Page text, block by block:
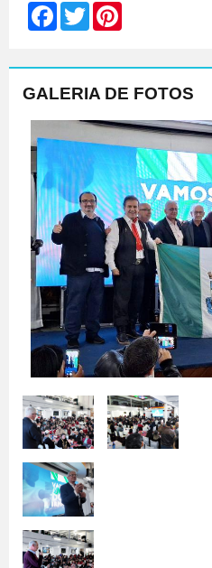
FacebookTwitter
GALERIA DE FOTOS